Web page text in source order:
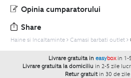
Opinia cumparatorului
Share
Haine si Incaltaminte Camasi barbati outlet
Livrare gratuita in easybox in 1-
Livrare gratuita la domiciliu in 2-5 zile
Retur gratuit in 30 de zile